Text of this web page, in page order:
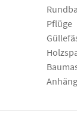
Pflüge